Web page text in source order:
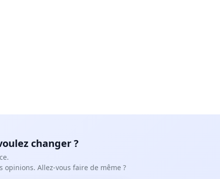
changer ?
opinions. Allez-vous faire de même ?